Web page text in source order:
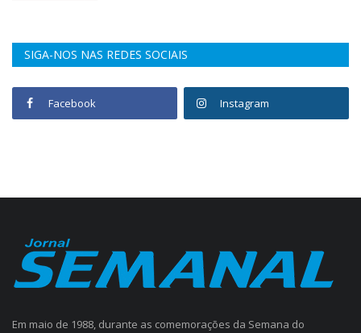
SIGA-NOS NAS REDES SOCIAIS
Facebook Instagram
Em maio de 1988, durante as comemorações da Semana do